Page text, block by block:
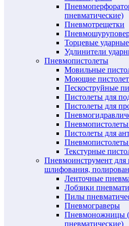
пневматические)
Пневмотрещетки
Торцевые
Удлинители
Пневмопистолеты
Мовильные
Моющие
Пескоструйные
Пистолеты для
Пистолеты для
Пневмопистолеты
Пистолеты для
Пневмопистолеты
Текстурные
Пневмоинструмент для
шлифования,
Ленточные
Лобзики
Пилы
Пневмограверы
Пневмоножницы
пневматические)